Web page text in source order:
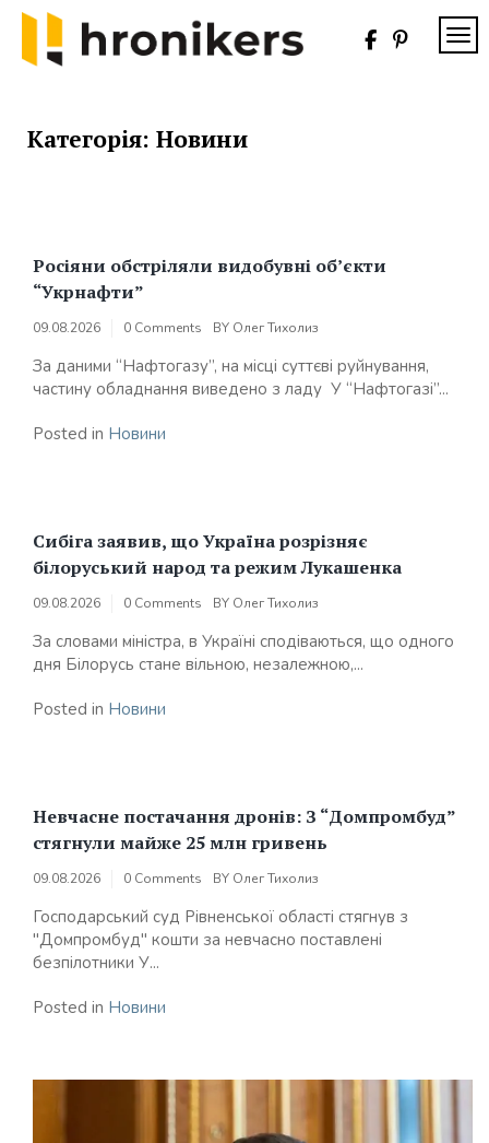
Skip
content
Категорія: Новини
Росіяни обстріляли видобувні об’єкти
“Укрнафти”
09.08.2026 0 Comments BY Олег Тихолиз
За даними “Нафтогазу”, на місці суттєві руйнування,
частину обладнання виведено з ладу У “Нафтогазі”...
Posted in Новини
Сибіга заявив, що Україна розрізняє
білоруський народ та режим Лукашенка
09.08.2026 0 Comments BY Олег Тихолиз
За словами міністра, в Україні сподіваються, що одного
дня Білорусь стане вільною, незалежною,...
Posted in Новини
Невчасне постачання дронів: З “Домпромбуд”
стягнули майже 25 млн гривень
09.08.2026 0 Comments BY Олег Тихолиз
Господарський суд Рівненської області стягнув з
"Домпромбуд" кошти за невчасно поставлені
безпілотники У...
Posted in Новини